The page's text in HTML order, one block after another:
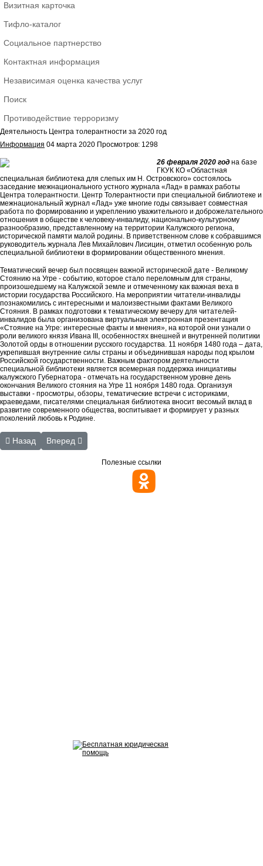
Визитная карточка
Тифло-каталог
Социальное партнерство
Контактная информация
Независимая оценка качества услуг
Поиск
Противодействие терроризму
Деятельность Центра толерантности за 2020 год
Информация 04 марта 2020 Просмотров: 1298
26 февраля 2020 год на базе
ГКУК КО «Областная
специальная библиотека для слепых им Н. Островского» состоялось
заседание межнационального устного журнала «Лад» в рамках работы
Центра толерантности. Центр Толерантности при специальной библиотеке и
межнациональный журнал «Лад» уже многие годы связывает совместная
работа по формированию и укреплению уважительного и доброжелательного
отношения в обществе к человеку-инвалиду, национально-культурному
разнообразию, представленному на территории Калужского региона,
исторической памяти малой родины. В приветственном слове к собравшимся
руководитель журнала Лев Михайлович Лисицин, отметил особенную роль
специальной библиотеки в формировании общественного мнения.
Тематический вечер был посвящен важной исторической дате - Великому
Стоянию на Угре - событию, которое стало переломным для страны,
произошедшему на Калужской земле и отмеченному как важная веха в
истории государства Российского. На мероприятии читатели-инвалиды
познакомились с интересными и малоизвестными фактами Великого
Стояния. В рамках подготовки к тематическому вечеру для читателей-
инвалидов была организована виртуальная электронная презентация
«Стояние на Угре: интересные факты и мнения», на которой они узнали о
роли великого князя Ивана III, особенностях внешней и внутренней политики
Золотой орды в отношении русского государства. 11 ноября 1480 года – дата,
укрепившая внутренние силы страны и объединившая народы под крылом
Российской государственности. Важным фактором деятельности
специальной библиотеки является всемерная поддержка инициативы
калужского Губернатора - отмечать на государственном уровне день
окончания Великого стояния на Угре 11 ноября 1480 года. Организуя
выставки - просмотры, обзоры, тематические встречи с историками,
краеведами, писателями специальная библиотека вносит весомый вклад в
развитие современного общества, воспитывает и формирует у разных
поколений любовь к Родине.
Предыдущий: Положение об оплате труда
Назад Следующий: Деятельность Центра толерантности за
Вперед
Полезные ссылки